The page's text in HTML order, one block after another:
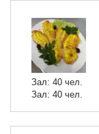
Зал: 40 чел.
Зал: 40 чел.